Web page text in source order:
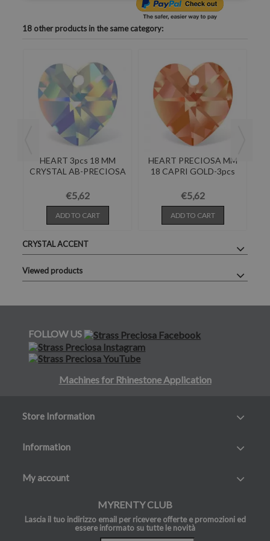
18 other products in the same category:
HEART 3pcs 18 MM
CRYSTAL AB-PRECIOSA
€5,62
ADD TO CART
HEART PRECIOSA MM
18 CAPRI GOLD-3pcs
€5,62
ADD TO CART
CRYSTAL ACCENT
Viewed products
FOLLOW US
Machines for Rhinestone Application
Store Information
Information
My account
MYRENTY CLUB
Lascia il tuo indirizzo email per ricevere offerte e promozioni ed
essere informato su tutte le novità